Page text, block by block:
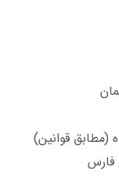
(مطابق قوانین)
فارس